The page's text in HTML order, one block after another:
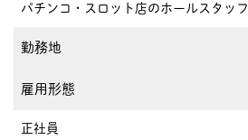
パチンコ・スロット店のホールスタッフ
勤務地
雇用形態
正社員